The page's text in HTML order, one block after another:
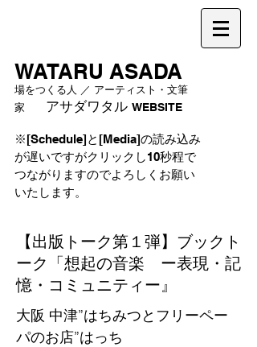
WATARU ASADA
場をつくる人 ／ アーティスト・文筆
家 アサダワタル WEBSITE
※[Schedule]と[Media]の読み込み
が遅いですがクリックし10秒程で
つながりますのでよろしくお願い
いたします。
【出版トーク第１弾】ブックト
ーク「想起の音楽 ー表現・記
憶・コミュニティー』
大阪 中津”はちみつとフリーペー
パのお店”はっち